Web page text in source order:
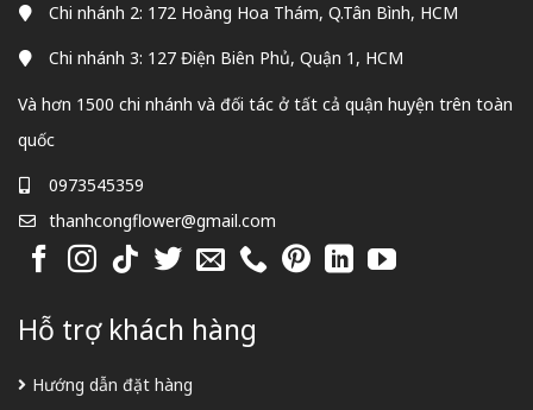
Chi nhánh 2: 172 Hoàng Hoa Thám, Q.Tân Bình, HCM
Chi nhánh 3: 127 Điện Biên Phủ, Quận 1, HCM
Và hơn 1500 chi nhánh và đối tác ở tất cả quận huyện trên toàn
quốc
0973545359
thanhcongflower@gmail.com
Hỗ trợ khách hàng
Hướng dẫn đặt hàng